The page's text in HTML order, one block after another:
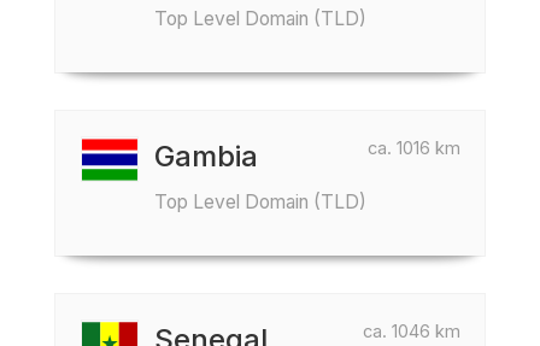
Top Level Domain (TLD)
ca. 1016 km
Gambia
Top Level Domain (TLD)
ca. 1046 km